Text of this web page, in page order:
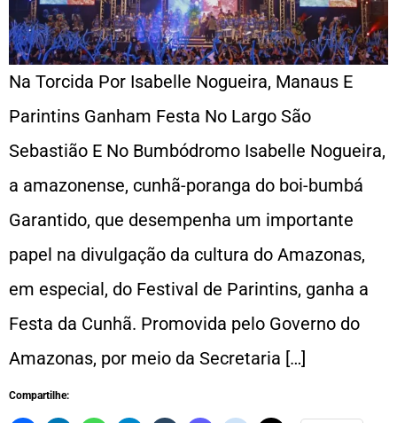
Na Torcida Por Isabelle Nogueira, Manaus E
Parintins Ganham Festa No Largo São
Sebastião E No Bumbódromo Isabelle Nogueira,
a amazonense, cunhã-poranga do boi-bumbá
Garantido, que desempenha um importante
papel na divulgação da cultura do Amazonas,
em especial, do Festival de Parintins, ganha a
Festa da Cunhã. Promovida pelo Governo do
Amazonas, por meio da Secretaria […]
Compartilhe: